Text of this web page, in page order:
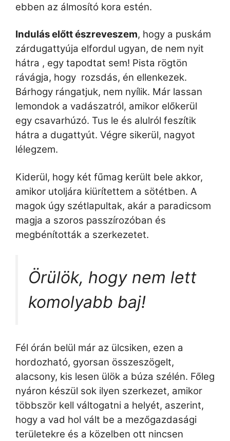
ebben az álmosító kora estén.
Indulás előtt észreveszem, hogy a puskám
zárdugattyúja elfordul ugyan, de nem nyit
hátra , egy tapodtat sem! Pista rögtön
rávágja, hogy rozsdás, én ellenkezek.
Bárhogy rángatjuk, nem nyílik. Már lassan
lemondok a vadászatról, amikor előkerül
egy csavarhúzó. Tus le és alulról feszítik
hátra a dugattyút. Végre sikerül, nagyot
lélegzem.
Kiderül, hogy két fűmag került bele akkor,
amikor utoljára kiürítettem a sötétben. A
magok úgy szétlapultak, akár a paradicsom
magja a szoros passzírozóban és
megbénították a szerkezetet.
Örülök, hogy nem lett
komolyabb baj!
Fél órán belül már az ülcsiken, ezen a
hordozható, gyorsan összeszögelt,
alacsony, kis lesen ülök a búza szélén. Főleg
nyáron készül sok ilyen szerkezet, amikor
többször kell váltogatni a helyét, aszerint,
hogy a vad hol vált be a mezőgazdasági
területekre és a közelben ott nincsen